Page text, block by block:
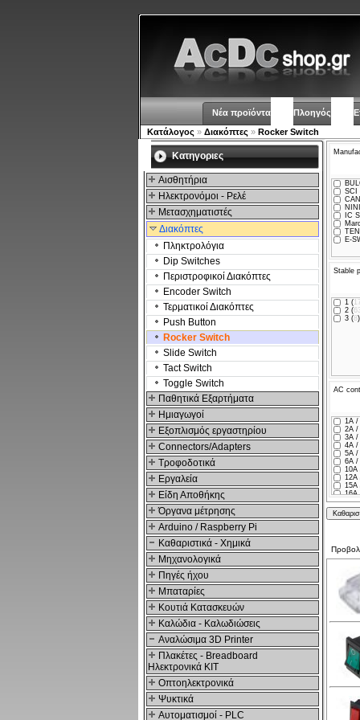
Νέα προϊόντα Πλοηγός
Κατάλογος » Διακόπτες » Rocker Switch
Kατηγοριες
Αισθητήρια
Ηλεκτρονόμοι - Ρελέ
Μετασχηματιστές
Διακόπτες
Πληκτρολόγια
Dip Switches
Περιστροφικοί Διακόπτες
Encoder Switch
Τερματικοί Διακόπτες
Push Button
Rocker Switch
Slide Switch
Tact Switch
Toggle Switch
Παθητικά Εξαρτήματα
Hμιαγωγοί
Εξοπλισμός εργαστηρίου
Connectors/Adapters
Τροφοδοτικά
Εργαλεία
Είδη Αποθήκης
Όργανα μέτρησης
Arduino / Raspberry Pi
Καθαριστικά - Χημικά
Μηχανολογικά
Πηγές ήχου
Μπαταρίες
Κουτιά Κατασκευών
Καλώδια - Καλωδιώσεις
Αναλώσιμα 3D Printer
Πλακέτες - Breadboard
Ηλεκτρονικά ΚΙΤ
Οπτοηλεκτρονικά
Ψυκτικά
Αυτοματισμοί - PLC
SCI
IC
E-
Stable
1 (17
2 (63
3 ( 8 )
AC
1A /
2A /
3A /
4A /
5A /
6A /
10A
12A
15A
16A
20A